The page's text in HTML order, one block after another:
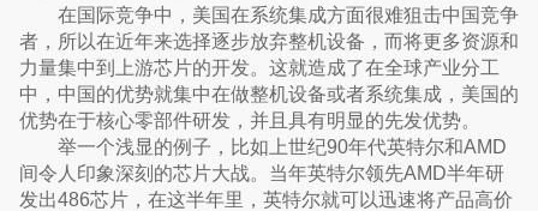
在国际竞争中，美国在系统集成方面很难狙击中国竞争
者，所以在近年来选择逐步放弃整机设备，而将更多资源和
力量集中到上游芯片的开发。这就造成了在全球产业分工
中，中国的优势就集中在做整机设备或者系统集成，美国的
优势在于核心零部件研发，并且具有明显的先发优势。
举一个浅显的例子，比如上世纪90年代英特尔和AMD
间令人印象深刻的芯片大战。当年英特尔领先AMD半年研
发出486芯片，在这半年里，英特尔就可以迅速将产品高价